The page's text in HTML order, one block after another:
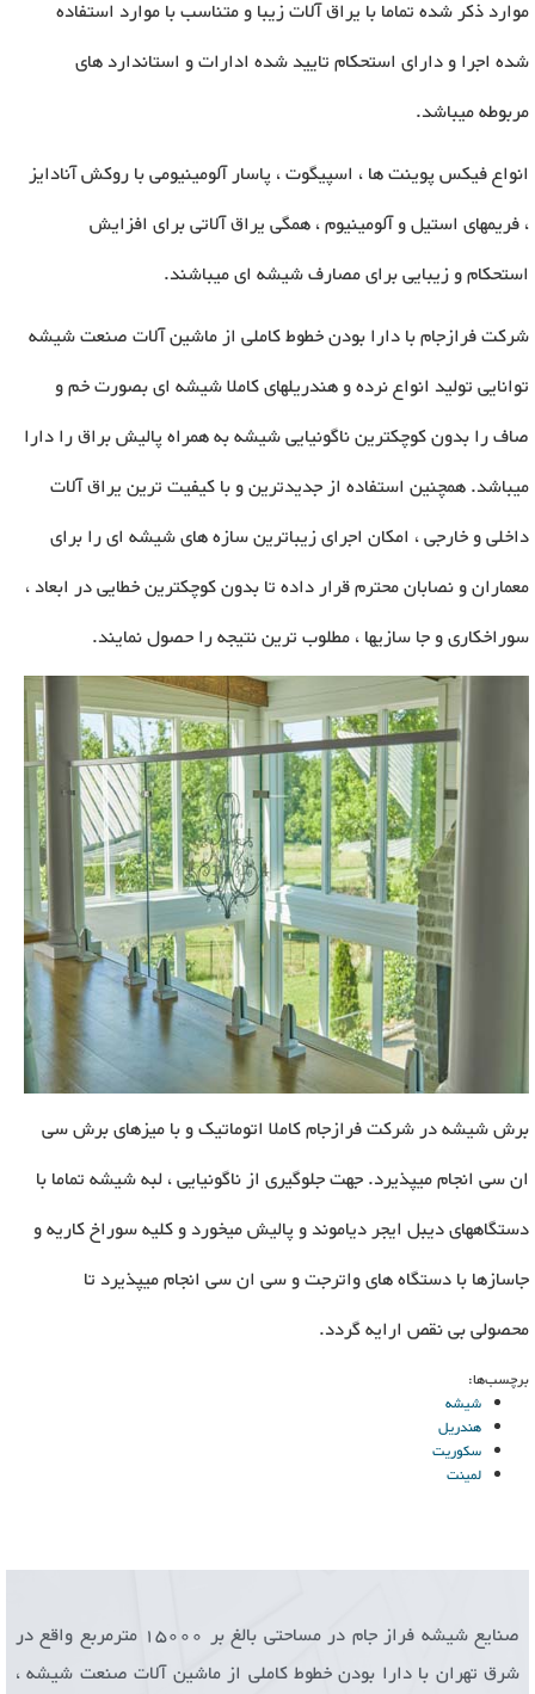
موارد ذکر شده تماما با یراق آلات زیبا و متناسب با موارد استفاده
شده اجرا و دارای استحکام تایید شده ادارات و استاندارد های
مربوطه میباشد.
انواع فیکس پوینت ها ، اسپیگوت ، پاسار آلومینیومی با روکش آنادایز
، فریمهای استیل و آلومینیوم ، همگی یراق آلاتی برای افزایش
استحکام و زیبایی برای مصارف شیشه ای میباشند.
شرکت فرازجام با دارا بودن خطوط کاملی از ماشین آلات صنعت شیشه
توانایی تولید انواع نرده و هندریلهای کاملا شیشه ای بصورت خم و
صاف را بدون کوچکترین ناگونیایی شیشه به همراه پالیش براق را دارا
میباشد. همچنین استفاده از جدیدترین و با کیفیت ترین یراق آلات
داخلی و خارجی ، امکان اجرای زیباترین سازه های شیشه ای را برای
معماران و نصابان محترم قرار داده تا بدون کوچکترین خطایی در ابعاد ،
سوراخکاری و جا سازیها ، مطلوب ترین نتیجه را حصول نمایند.
برش شیشه در شرکت فرازجام کاملا اتوماتیک و با میزهای برش سی
ان سی انجام میپذیرد. جهت جلوگیری از ناگونیایی ، لبه شیشه تماما با
دستگاههای دیبل ایجر دیاموند و پالیش میخورد و کلیه سوراخ کاریه و
جاسازها با دستگاه های واترجت و سی ان سی انجام میپذیرد تا
محصولی بی نقص ارایه گردد.
برچسب‌ها:
شیشه
هندریل
سکوریت
لمینت
صنایع شیشه فراز جام در مساحتی بالغ بر 15000 مترمربع واقع در
شرق تهران با دارا بودن خطوط کاملی از ماشین آلات صنعت شیشه ،